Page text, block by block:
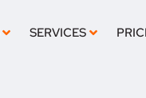
SERVICES